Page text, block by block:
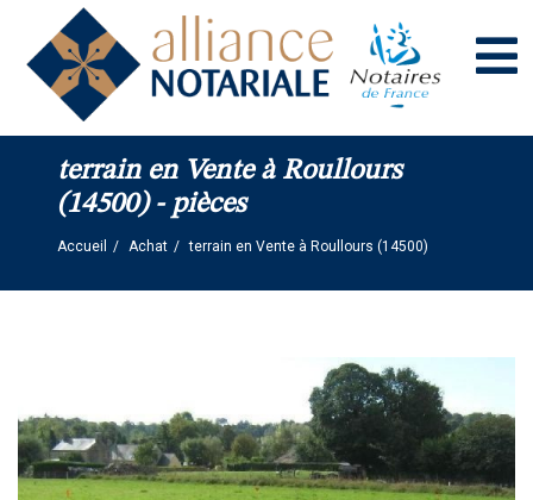
terrain en Vente à Roullours
(14500) - pièces
Accueil Achat terrain en Vente à Roullours (14500)
Panneau de gestion des cookies